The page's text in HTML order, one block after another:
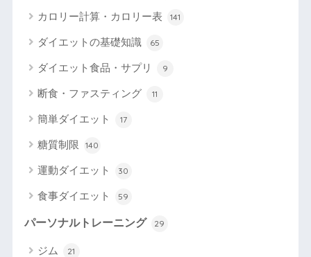
カロリー計算・カロリー表 141
ダイエットの基礎知識 65
ダイエット食品・サプリ 9
断食・ファスティング 11
簡単ダイエット 17
糖質制限 140
運動ダイエット 30
食事ダイエット 59
パーソナルトレーニング 29
ジム 21